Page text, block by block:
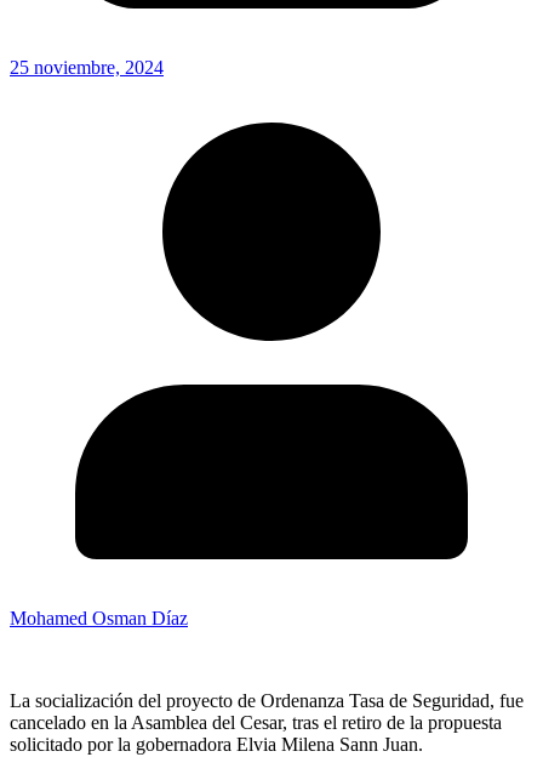
25 noviembre, 2024
Mohamed Osman Díaz
La socialización del proyecto de Ordenanza Tasa de Seguridad, fue
cancelado en la Asamblea del Cesar, tras el retiro de la propuesta
solicitado por la gobernadora Elvia Milena Sann Juan.